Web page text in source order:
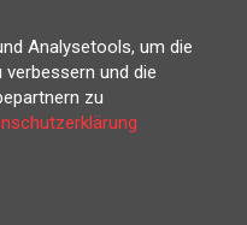
Analysetools, um die
und die
zu